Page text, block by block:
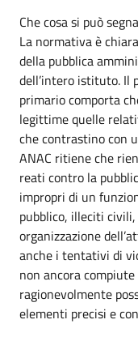
Che cosa si può
La normativa è
della pubblica
dell’intero istituto. Il
primario comporta
legittime quelle
che contrastino con
ANAC ritiene che
reati contro la
impropri di un
pubblico, illeciti
organizzazione
anche i tentativi di
non ancora
ragionevolmente
elementi precisi e